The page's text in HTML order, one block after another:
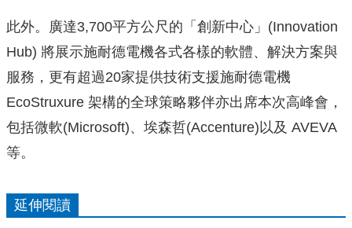
此外。廣達3,700平方公尺的「創新中心」(Innovation
Hub) 將展示施耐德電機各式各樣的軟體、解決方案與
服務，更有超過20家提供技術支援施耐德電機
EcoStruxure 架構的全球策略夥伴亦出席本次高峰會，
包括微軟(Microsoft)、埃森哲(Accenture)以及 AVEVA
等。
延伸閱讀